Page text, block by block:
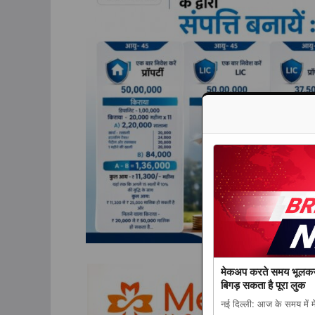
मेकअप करते समय भूलकर
बिगड़ सकता है पूरा लुक
नई दिल्ली: आज के समय में